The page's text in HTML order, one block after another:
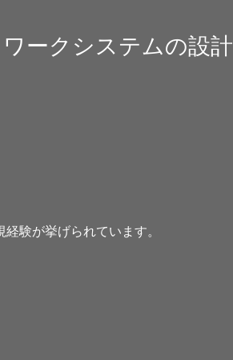
ークシステムの設計
験が挙げられています。